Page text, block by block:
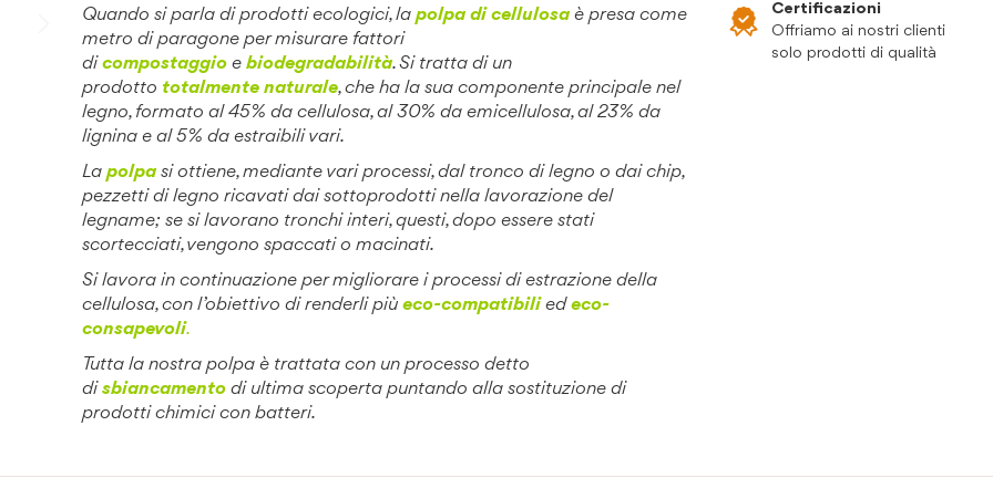
Quando si parla di prodotti ecologici, lapolpa di cellulosa è presa come
metro di paragone per misurare fattori
di compostaggio e biodegradabilità. Si tratta di un
prodotto totalmente naturale, che ha la sua componente principale nel
legno, formato al 45% da cellulosa, al 30% da emicellulosa, al 23% da
lignina e al 5% da estraibili vari.
Lapolpa si ottiene, mediante vari processi, dal tronco di legno o dai chip,
pezzetti di legno ricavati dai sottoprodotti nella lavorazione del
legname; se si lavorano tronchi interi, questi, dopo essere stati
scortecciati, vengono spaccati o macinati.
Si lavora in continuazione per migliorare i processi di estrazione della
cellulosa, con l’obiettivo di renderli piùeco-compatibiliedeco-
consapevoli.
Tutta la nostra polpa è trattata con un processo detto
di sbiancamento di ultima scoperta puntando alla sostituzione di
prodotti chimici con batteri.
Certificazioni
Offriamo ai nostri clienti
solo prodotti di qualità